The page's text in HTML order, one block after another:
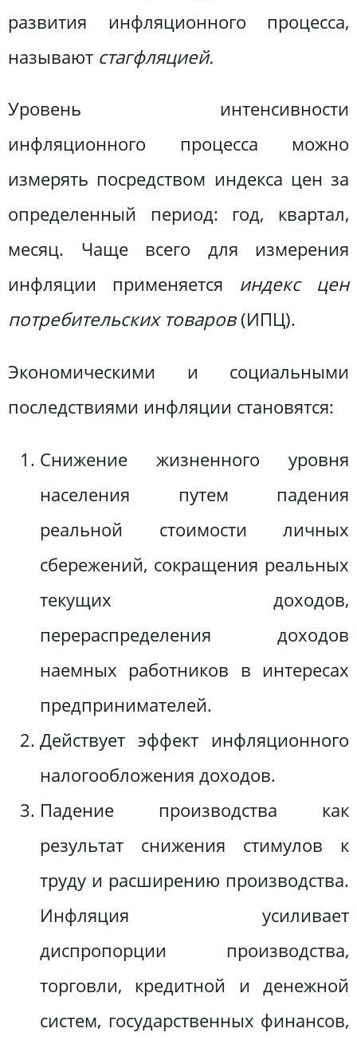
развития инфляционного процесса,
называют стагфляцией.
Уровень интенсивности
инфляционного процесса можно
измерять посредством индекса цен за
определенный период: год, квартал,
месяц. Чаще всего для измерения
инфляции применяется индекс цен
потребительских товаров(ИПЦ).
Экономическими и социальными
последствиями инфляции становятся:
Снижение жизненного уровня
населения путем падения
реальной стоимости личных
сбережений, сокращения реальных
текущих доходов,
перераспределения доходов
наемных работников в интересах
предпринимателей.
Действует эффект инфляционного
налогообложения доходов.
Падение производства как
результат снижения стимулов к
труду и расширению производства.
Инфляция усиливает
диспропорции производства,
торговли, кредитной и денежной
систем, государственных финансов,